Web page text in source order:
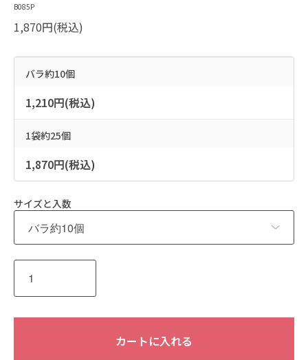
B085P
1,870円(税込)
バラ約10個
1,210円(税込)
1袋約25個
1,870円(税込)
サイズと入数
カートに入れる